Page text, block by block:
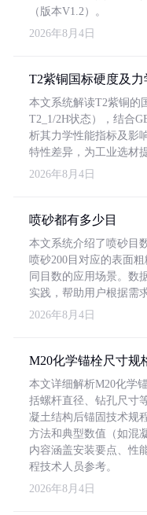
（版本V1.2）。
2026年8月4日
T2紫铜国标硬度及
本文系统解读T2紫铜的
T2_1/2H状态），结合
析其力学性能指标及影
特性差异，为工业选材
2026年8月4日
喷砂都有多少目
本文系统介绍了喷砂目
喷砂200目对应的表面
同目数的应用场景。数
实践，帮助用户根据需
2026年8月4日
M20化学锚栓尺寸规
本文详细解析M20化学
括螺杆直径、钻孔尺寸
凝土结构后锚固技术规
方法和典型数值（如混
内容涵盖安装要点、性
程技术人员参考。
2026年8月4日